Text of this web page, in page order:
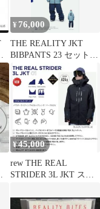
¥ 76,000
THE REALITY JKT
BIBPANTS 23 セットア
ップ
¥45,000
rew THE REAL
STRIDER 3L JKT スノ